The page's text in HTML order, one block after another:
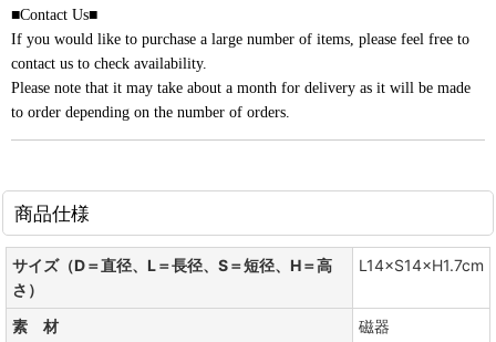
■Contact Us■
If you would like to purchase a large number of items, please feel free to
contact us to check availability.
Please note that it may take about a month for delivery as it will be made
to order depending on the number of orders.
商品仕様
サイズ（D＝直径、L＝長径、S＝短径、H＝高
さ）
L14×S14×H1.7cm
素 材
磁器